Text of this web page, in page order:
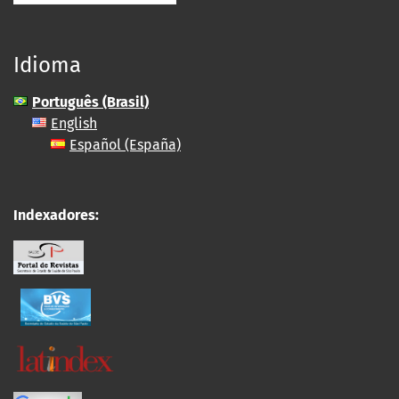
Idioma
Português (Brasil)
English
Español (España)
Indexadores: